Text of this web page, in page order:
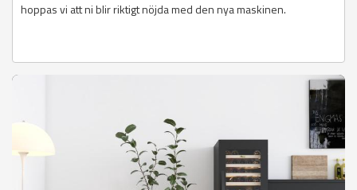
hoppas vi att ni blir riktigt nöjda med den nya maskinen.